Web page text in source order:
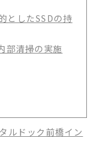
としたSSDの持
部清掃の実施
ルドック前橋イン